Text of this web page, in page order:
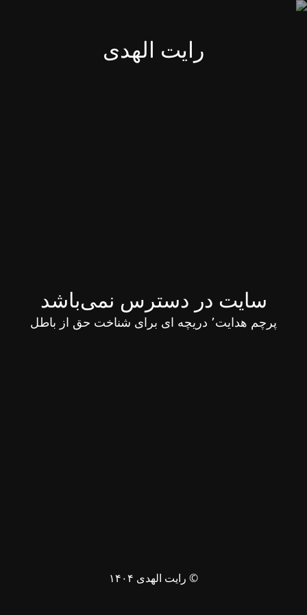
رایت الهدی
سایت در دسترس نمی‌باشد
پرچم هدایت٬ دریچه ای برای شناخت حق از باطل
© رایت الهدی ۱۴۰۴